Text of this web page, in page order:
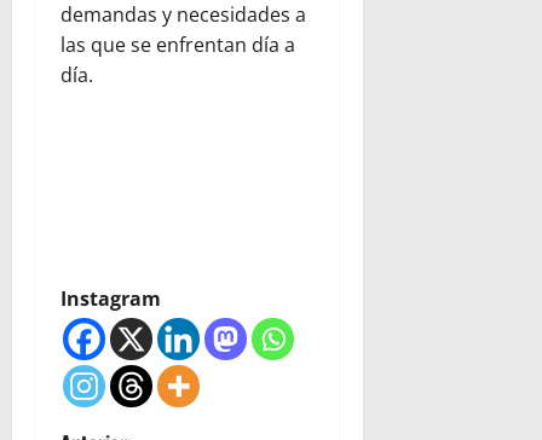
demandas y necesidades a
las que se enfrentan día a
día.
Instagram